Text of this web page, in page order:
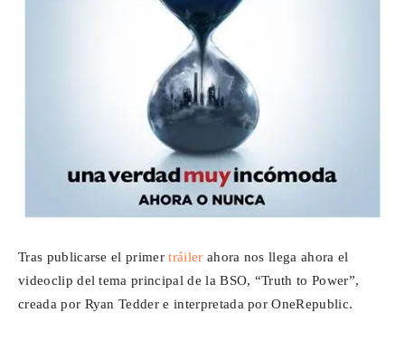
Tras publicarse el primertráiler ahora nos llega ahora el
videoclip del tema principal de la BSO, “Truth to Power”,
creada por Ryan Tedder e interpretada por OneRepublic.